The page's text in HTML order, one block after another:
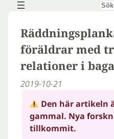
Sök
föräldrar med
relationer i
2019-10-21
Den här artikeln
gammal. Nya
tillkommit.